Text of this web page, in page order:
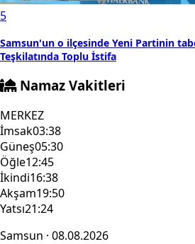
5
Samsun'un o ilçesinde Yeni Partinin
Teşkilatında Toplu İstifa
Namaz Vakitleri
MERKEZ
İmsak03:38
Güneş05:30
Öğle12:45
İkindi16:38
Akşam19:50
Yatsı21:24
Samsun · 08.08.2026